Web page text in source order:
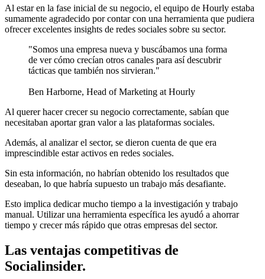
Al estar en la fase inicial de su negocio, el equipo de Hourly estaba
sumamente agradecido por contar con una herramienta que pudiera
ofrecer excelentes insights de redes sociales sobre su sector.
"Somos una empresa nueva y buscábamos una forma
de ver cómo crecían otros canales para así descubrir
tácticas que también nos sirvieran."
Ben Harborne, Head of Marketing at Hourly
Al querer hacer crecer su negocio correctamente, sabían que
necesitaban aportar gran valor a las plataformas sociales.
Además, al analizar el sector, se dieron cuenta de que era
imprescindible estar activos en redes sociales.
Sin esta información, no habrían obtenido los resultados que
deseaban, lo que habría supuesto un trabajo más desafiante.
Esto implica dedicar mucho tiempo a la investigación y trabajo
manual. Utilizar una herramienta específica les ayudó a ahorrar
tiempo y crecer más rápido que otras empresas del sector.
Las ventajas competitivas de
Socialinsider.